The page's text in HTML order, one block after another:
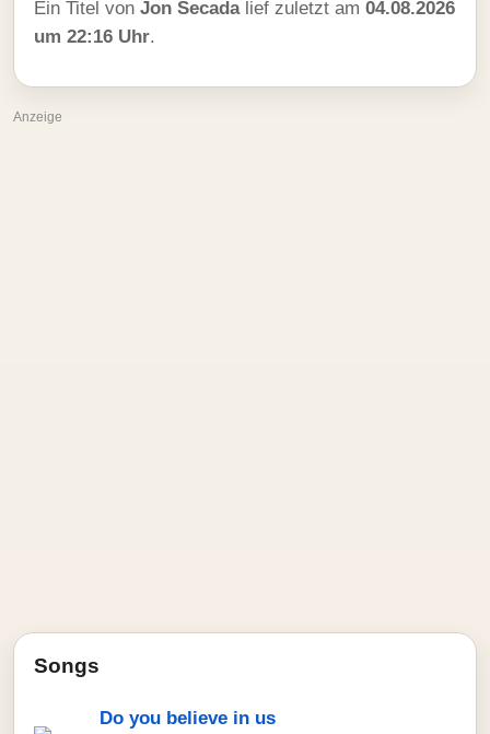
Ein Titel von Jon Secadalief zuletzt am 04.08.2026
um 22:16 Uhr.
Anzeige
Songs
Do you believe in us